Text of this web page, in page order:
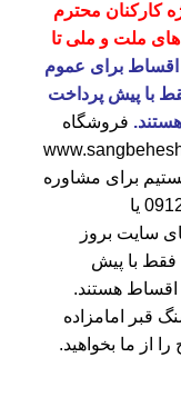
محترم
ملت و ملی تا
برای عموم
با پیش پرداخت
فروشگاه
برای مشاوره
یا
سایت بروز
فقط با پیش
قبر امامزاده
ما بخواهید.